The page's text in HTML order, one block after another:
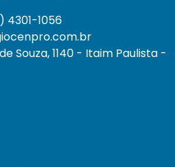
4301-1056
Souza, 1140 - Itaim Paulista -